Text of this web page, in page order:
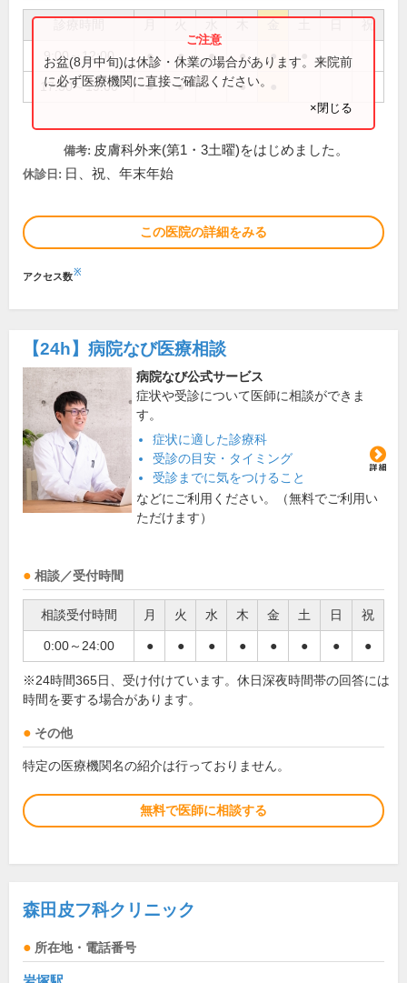
祝
9:00～12:00 ● ● ● ● ●
17:30～19:00 ● ● ●
お盆(8月中旬)は休診・休業の場合があります。来院前
に必ず医療機関に直接ご確認ください。
×閉じる
備考: 皮膚科外来(第1・3土曜)をはじめました。
休診日: 日、祝、年末年始
この医院の詳細をみる
アクセス数※
【24h】 病院なび医療相談
病院なび公式サービス
症状や受診について医師に相談ができま
す。
症状に適した診療科
受診の目安・タイミング
受診までに気をつけること
などにご利用ください。（無料でご利用い
ただけます）
相談／受付時間
相談受付時間 月 火 水 木 金 土 日 祝
0:00～24:00 ● ● ● ● ● ● ● ●
※24時間365日、受け付けています。休日深夜時間帯の回答には
時間を要する場合があります。
その他
特定の医療機関名の紹介は行っておりません。
無料で医師に相談する
森田皮フ科クリニック
所在地・電話番号